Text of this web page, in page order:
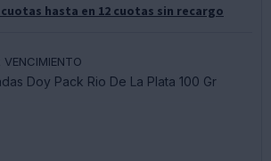
hasta en 12 cuotas sin recargo
VENCIMIENTO
Doy Pack Rio De La Plata 100 Gr